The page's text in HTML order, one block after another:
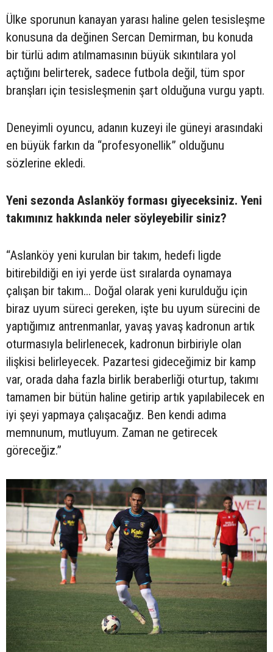
Ülke sporunun kanayan yarası haline gelen tesisleşme
konusuna da değinen Sercan Demirman, bu konuda
bir türlü adım atılmamasının büyük sıkıntılara yol
açtığını belirterek, sadece futbola değil, tüm spor
branşları için tesisleşmenin şart olduğuna vurgu yaptı.
Deneyimli oyuncu, adanın kuzeyi ile güneyi arasındaki
en büyük farkın da “profesyonellik” olduğunu
sözlerine ekledi.
Yeni sezonda Aslanköy forması giyeceksiniz. Yeni
takımınız hakkında neler söyleyebilir siniz?
“Aslanköy yeni kurulan bir takım, hedefi ligde
bitirebildiği en iyi yerde üst sıralarda oynamaya
çalışan bir takım... Doğal olarak yeni kurulduğu için
biraz uyum süreci gereken, işte bu uyum sürecini de
yaptığımız antrenmanlar, yavaş yavaş kadronun artık
oturmasıyla belirlenecek, kadronun birbiriyle olan
ilişkisi belirleyecek. Pazartesi gideceğimiz bir kamp
var, orada daha fazla birlik beraberliği oturtup, takımı
tamamen bir bütün haline getirip artık yapılabilecek en
iyi şeyi yapmaya çalışacağız. Ben kendi adıma
memnunum, mutluyum. Zaman ne getirecek
göreceğiz.”